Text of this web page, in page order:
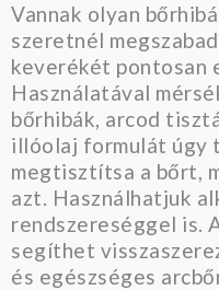
Vannak olyan
szeretnél
keverékét
Használatával
bőrhibák, arcod
illóolaj formulát úgy
megtisztítsa a bőrt,
azt. Használhatjuk
rendszereséggel is.
segíthet
és egészséges